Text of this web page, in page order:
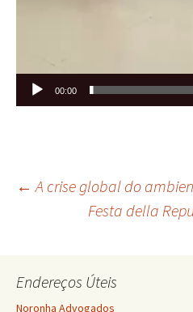
00:00
posts
← A crise global do
Festa della
Endereços Úteis
Noronha Advogados